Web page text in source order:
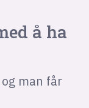
å ha
man får